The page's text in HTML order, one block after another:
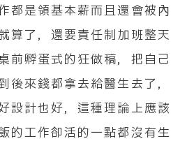
都是領基本薪而且還會被內
算了，還要責任制加班整天
前孵蛋式的狂做稿，把自己
後來錢都拿去給醫生去了，
設計也好，這種理論上應該
的工作卻活的一點都沒有生